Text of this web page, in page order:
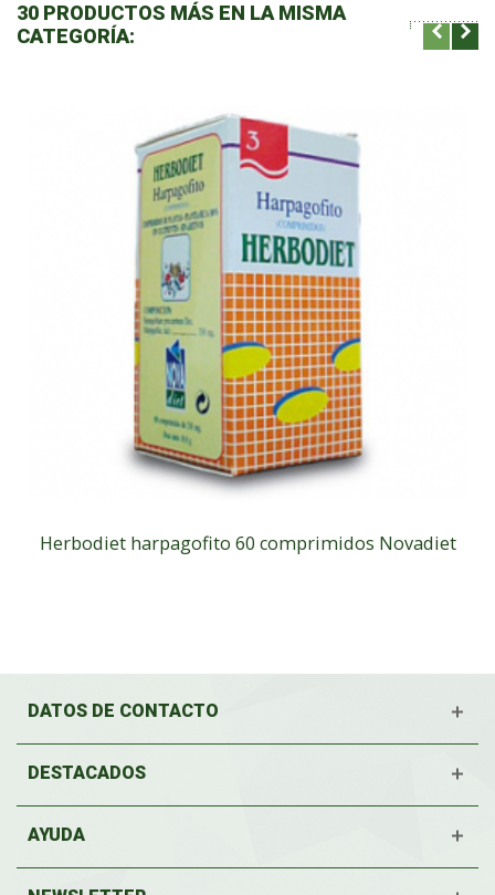
30 PRODUCTOS MÁS EN LA MISMA
CATEGORÍA:
Herbodiet harpagofito 60 comprimidos Novadiet
DATOS DE CONTACTO
DESTACADOS
AYUDA